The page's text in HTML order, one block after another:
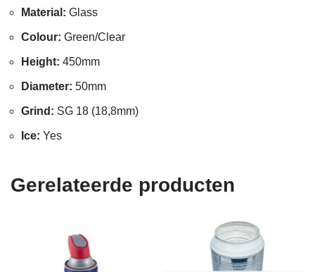
Material: Glass
Colour: Green/Clear
Height: 450mm
Diameter: 50mm
Grind: SG 18 (18,8mm)
Ice: Yes
Gerelateerde producten